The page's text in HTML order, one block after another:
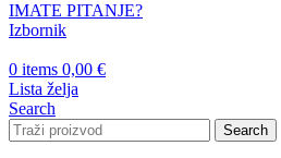
IMATE PITANJE?
Izbornik
0 items 0,00 €
Lista želja
Search
Search